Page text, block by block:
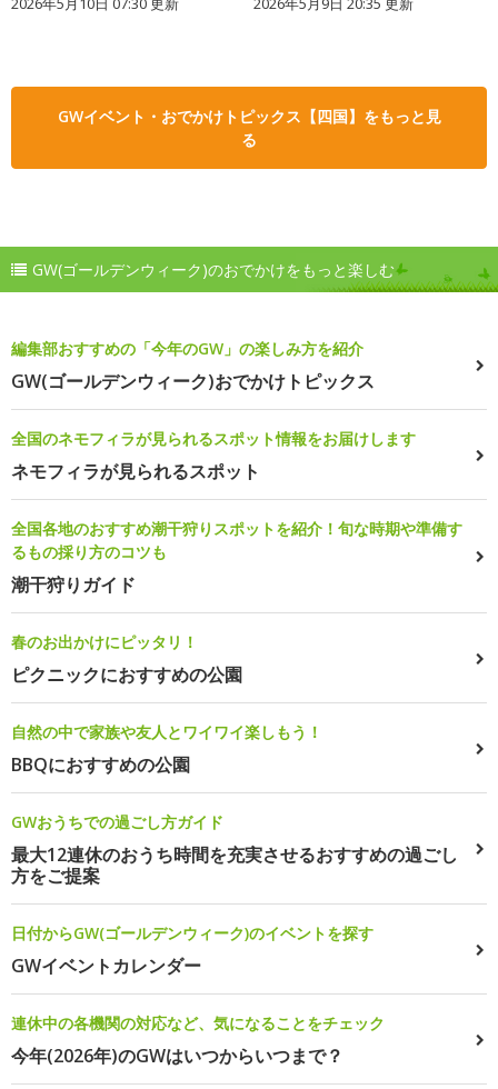
GWイベント・おでかけトピックス【四国】をもっと見
る
GW(ゴールデンウィーク)のおでかけをもっと楽しむ
編集部おすすめの「今年のGW」の楽しみ方を紹介
GW(ゴールデンウィーク)おでかけトピックス
全国のネモフィラが見られるスポット情報をお届けします
ネモフィラが見られるスポット
全国各地のおすすめ潮干狩りスポットを紹介！旬な時期や準備す
るもの採り方のコツも
潮干狩りガイド
春のお出かけにピッタリ！
ピクニックにおすすめの公園
自然の中で家族や友人とワイワイ楽しもう！
BBQにおすすめの公園
GWおうちでの過ごし方ガイド
最大12連休のおうち時間を充実させるおすすめの過ごし
方をご提案
日付からGW(ゴールデンウィーク)のイベントを探す
GWイベントカレンダー
連休中の各機関の対応など、気になることをチェック
今年(2026年)のGWはいつからいつまで？